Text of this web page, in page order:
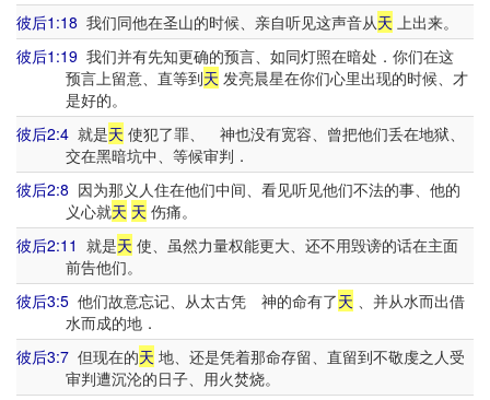
彼后1:18 我们同他在圣山的时候、亲自听见这声音从天 上出来。
彼后1:19 我们并有先知更确的预言、如同灯照在暗处．你们在这
预言上留意、直等到天 发亮晨星在你们心里出现的时候、才
是好的。
彼后2:4 就是天 使犯了罪、 神也没有宽容、曾把他们丢在地狱、
交在黑暗坑中、等候审判．
彼后2:8 因为那义人住在他们中间、看见听见他们不法的事、他的
义心就天 天 伤痛。
彼后2:11 就是天 使、虽然力量权能更大、还不用毁谤的话在主面
前告他们。
彼后3:5 他们故意忘记、从太古凭 神的命有了天 、并从水而出借
水而成的地．
彼后3:7 但现在的天 地、还是凭着那命存留、直留到不敬虔之人受
审判遭沉沦的日子、用火焚烧。